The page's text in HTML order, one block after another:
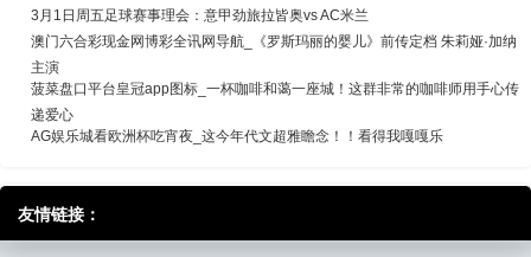
3月1日周五足球赛事理会：意甲劲旅拉皆奥vs AC米兰
澳门六合彩现金网博彩全讯网导航_《罗斯玛丽的婴儿》前传定档 朱莉娅·加纳
主演
菠菜盘口平台皇冠app图标_一杯咖啡和蔼一座城！这群非常的咖啡师用手心传
递爱心
AG娱乐城看欧洲杯吃宵夜_这今年代文超雅瞻念！！看得我嘎嘎乐
友情链接：